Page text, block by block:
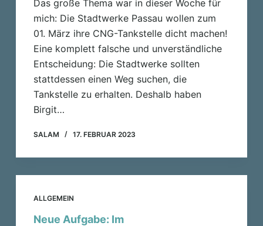
Das große Thema war in dieser Woche für
mich: Die Stadtwerke Passau wollen zum
01. März ihre CNG-Tankstelle dicht machen!
Eine komplett falsche und unverständliche
Entscheidung: Die Stadtwerke sollten
stattdessen einen Weg suchen, die
Tankstelle zu erhalten. Deshalb haben
Birgit…
SALAM 17. FEBRUAR 2023
ALLGEMEIN
Neue Aufgabe: Im